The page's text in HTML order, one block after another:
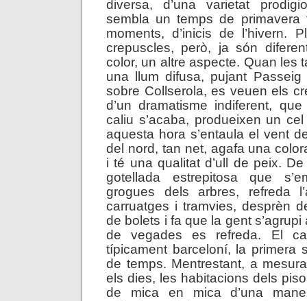
diversa, d’una varietat
sembla un temps de primavera
moments, d’inicis de
crepuscles, però, ja són
color, un altre aspecte. Quan les
una llum difusa, pujant
sobre Collserola, es veuen els
d’un dramatisme indiferent,
caliu s’acaba, produeixen un
aquesta hora s’entaula el vent
del nord, tan net, agafa una
i té una qualitat d’ull de peix.
gotellada estrepitosa que
grogues dels arbres, refreda
carruatges i tramvies, desprèn
de bolets i fa que la gent
de vegades es refreda. El
típicament barceloní, la primera
de temps. Mentrestant, a
els dies, les habitacions dels
de mica en mica d’una